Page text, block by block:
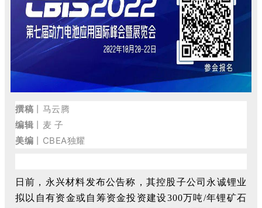
撰稿 丨马云腾
编辑 丨麦 子
美编 丨CBEA独耀
日前，永兴材料发布公告称，其控股子公司永诚锂业
拟以自有资金或自筹资金投资建设300万吨/年锂矿石